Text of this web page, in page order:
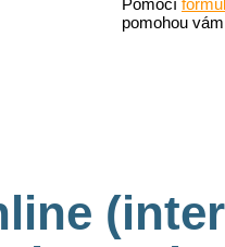
Pomocí
pomohou